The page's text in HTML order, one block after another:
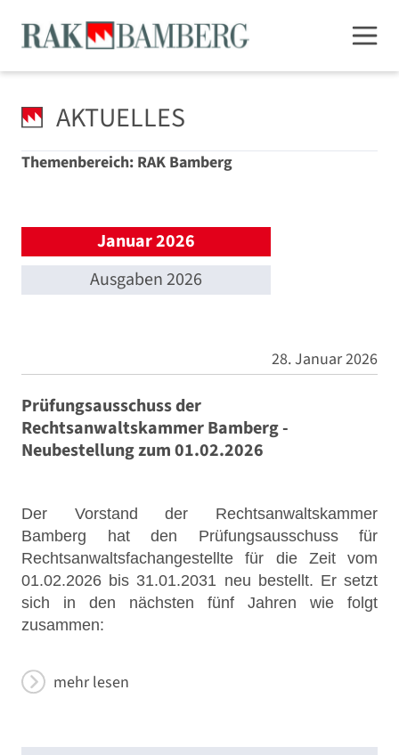
AKTUELLES
Themenbereich: RAK Bamberg
Januar 2026
Ausgaben 2026
28. Januar 2026
Prüfungsausschuss der
Rechtsanwaltskammer Bamberg -
Neubestellung zum 01.02.2026
Der Vorstand der Rechtsanwaltskammer
Bamberg hat den Prüfungsausschuss für
Rechtsanwaltsfachangestellte für die Zeit vom
01.02.2026 bis 31.01.2031 neu bestellt. Er setzt
sich in den nächsten fünf Jahren wie folgt
zusammen:
mehr lesen